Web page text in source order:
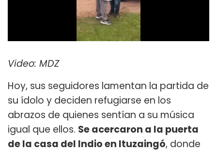
Video: MDZ
Hoy, sus seguidores lamentan la partida de
su ídolo y deciden refugiarse en los
abrazos de quienes sentían a su música
igual que ellos. Se acercaron a la puerta
de la casa del Indio en Ituzaingó, donde